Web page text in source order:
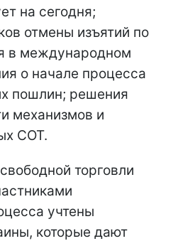
на сегодня;
отмены изъятий по
в международном
о начале процесса
пошлин; решения
механизмов и
COT.
торговли
учтены
которые дают